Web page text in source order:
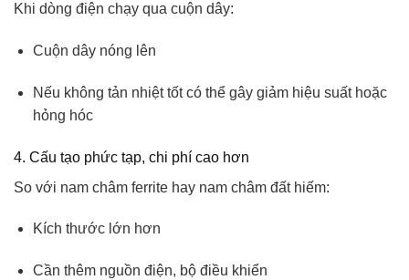
Khi dòng điện chạy qua cuộn dây:
Cuộn dây nóng lên
Nếu không tản nhiệt tốt có thể gây giảm hiệu suất hoặc
hỏng hóc
4. Cấu tạo phức tạp, chi phí cao hơn
So với nam châm ferrite hay nam châm đất hiếm:
Kích thước lớn hơn
Cần thêm nguồn điện, bộ điều khiển